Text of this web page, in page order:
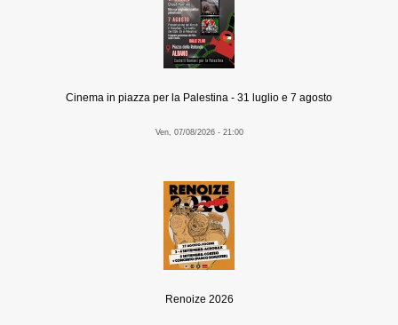
Cinema in piazza per la Palestina - 31 luglio e 7 agosto
Ven, 07/08/2026 - 21:00
Renoize 2026